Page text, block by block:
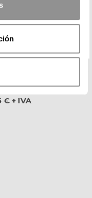
Laboral Cordones
€ + IVA